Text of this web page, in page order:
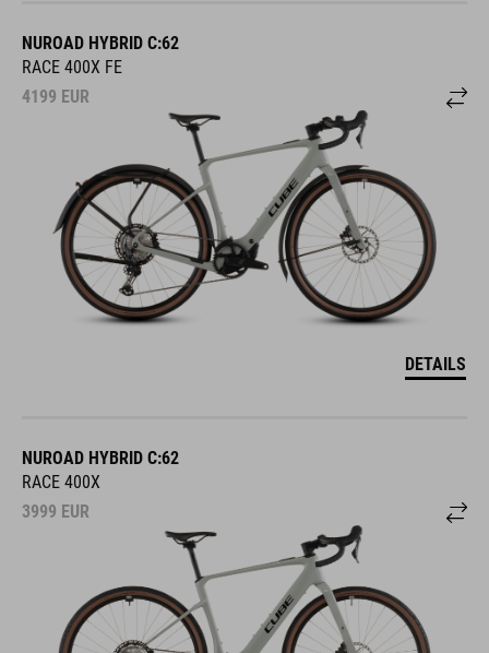
NUROAD HYBRID C:62
RACE 400X FE
4199 EUR
DETAILS
NUROAD HYBRID C:62
RACE 400X
3999 EUR